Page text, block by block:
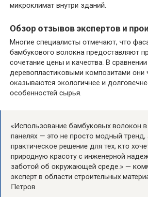
микроклимат внутри зданий.
Обзор отзывов экспертов и
Многие специалисты отмечают, что
бамбукового волокна предоставляют
сочетание цены и качества. В
деревопластиковыми композитами они
оказываются экологичнее и
особенностей сырья.
«Использование бамбуковых волокон
панелях — это не просто модный тренд,
практическое решение для тех, кто
природную красоту с инженерной
заботой об окружающей среде.» —
эксперт в области строительных
Петров.